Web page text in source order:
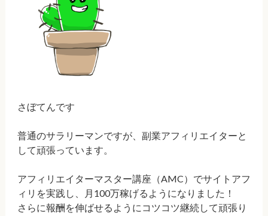
さぼてんです
普通のサラリーマンですが、副業アフィリエイターと
して頑張っています。
アフィリエイターマスター講座（AMC）でサイトアフ
ィリを実践し、月100万稼げるようになりました！
さらに報酬を伸ばせるようにコツコツ継続して頑張り